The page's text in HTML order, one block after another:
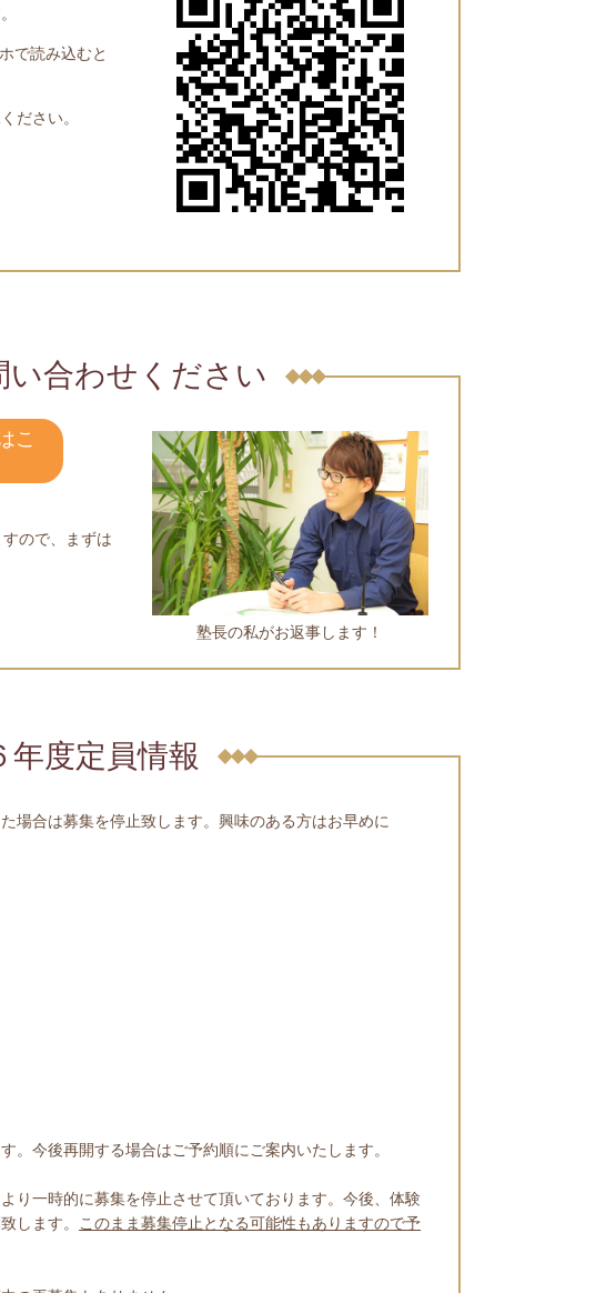
で読み込むと
ださい。
い合わせください
塾長の私がお返事します！
こ
ので、まずは
年度定員情報
場合は募集を停止致します。興味のある方はお早めに
。今後再開する場合はご予約順にご案内いたします。
り一時的に募集を停止させて頂いております。今後、体験
します。
このまま募集停止となる可能性もありますので予